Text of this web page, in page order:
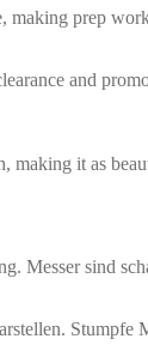
prep
and
it as
Messer sind